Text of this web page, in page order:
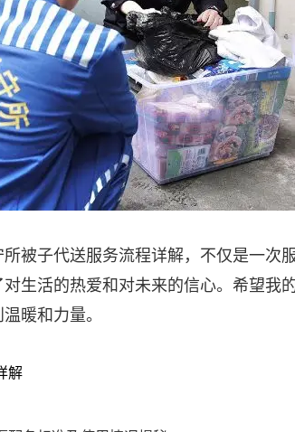
被子代送服务流程详解，不仅是一次
生活的热爱和对未来的信心。希望我
暖和力量。
解